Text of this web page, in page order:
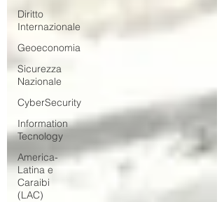
Diritto
Internazionale
Geoeconomia
Sicurezza
Nazionale
CyberSecurity
Information
Tecnology
America-
Latina e
Caraibi
(LAC)